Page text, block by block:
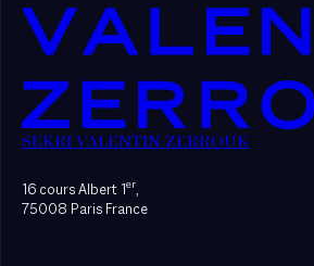
SEKRI VALENTIN ZERROUK
16 cours Albert 1er,
75008 Paris France